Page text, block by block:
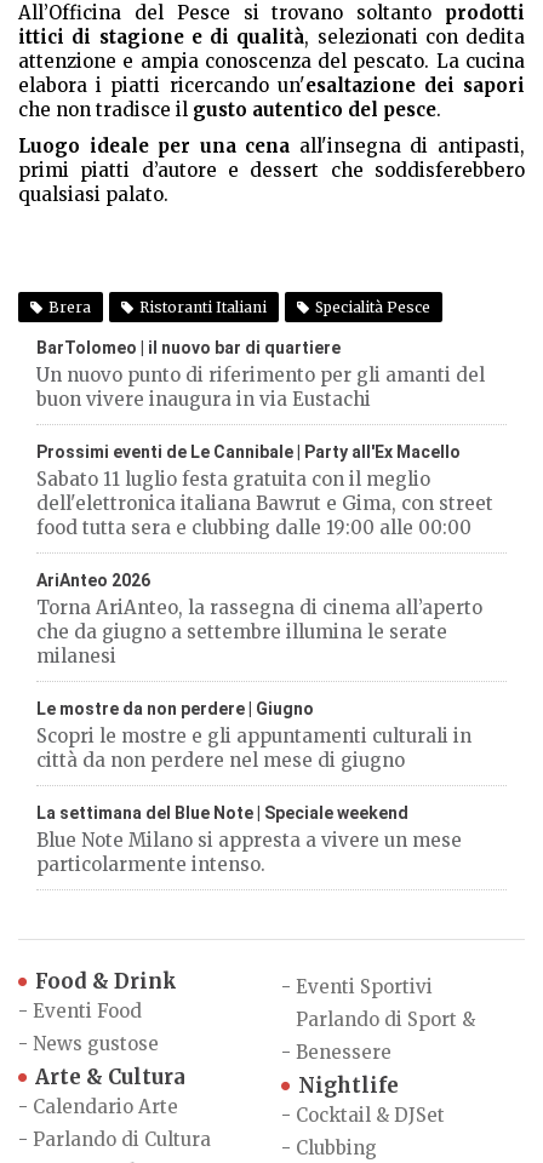
All’Officina del Pesce si trovano soltanto prodotti
ittici di stagione e di qualità, selezionati con dedita
attenzione e ampia conoscenza del pescato. La cucina
elabora i piatti ricercando un'esaltazione dei sapori
che non tradisce il gusto autentico del pesce.
Luogo ideale per una cena all'insegna di antipasti,
primi piatti d’autore e dessert che soddisferebbero
qualsiasi palato.
Brera Ristoranti Italiani Specialità Pesce
BarTolomeo | il nuovo bar di quartiere
Un nuovo punto di riferimento per gli amanti del
buon vivere inaugura in via Eustachi
Prossimi eventi de Le Cannibale | Party all'Ex Macello
Sabato 11 luglio festa gratuita con il meglio
dell'elettronica italiana Bawrut e Gima, con street
food tutta sera e clubbing dalle 19:00 alle 00:00
AriAnteo 2026
Torna AriAnteo, la rassegna di cinema all’aperto
che da giugno a settembre illumina le serate
milanesi
Le mostre da non perdere | Giugno
Scopri le mostre e gli appuntamenti culturali in
città da non perdere nel mese di giugno
La settimana del Blue Note | Speciale weekend
Blue Note Milano si appresta a vivere un mese
particolarmente intenso.
Food & Drink
- Eventi Food
- News gustose
Arte & Cultura
- Calendario Arte
- Parlando di Cultura
- Eventi Sportivi
-
Parlando di Sport &
Benessere
Nightlife
- Cocktail & DJSet
- Clubbing